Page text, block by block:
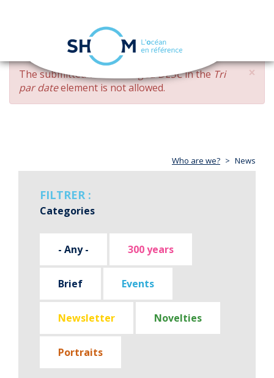
Skip
main
content
navigation
×
ERROR
MESSAGE
The submitted value changed DESCin the Tri
par dateelement is not allowed.
Who are we? News
FILTRER :
Categories
- Any - 300 years
Brief Events
Newsletter Novelties
Portraits